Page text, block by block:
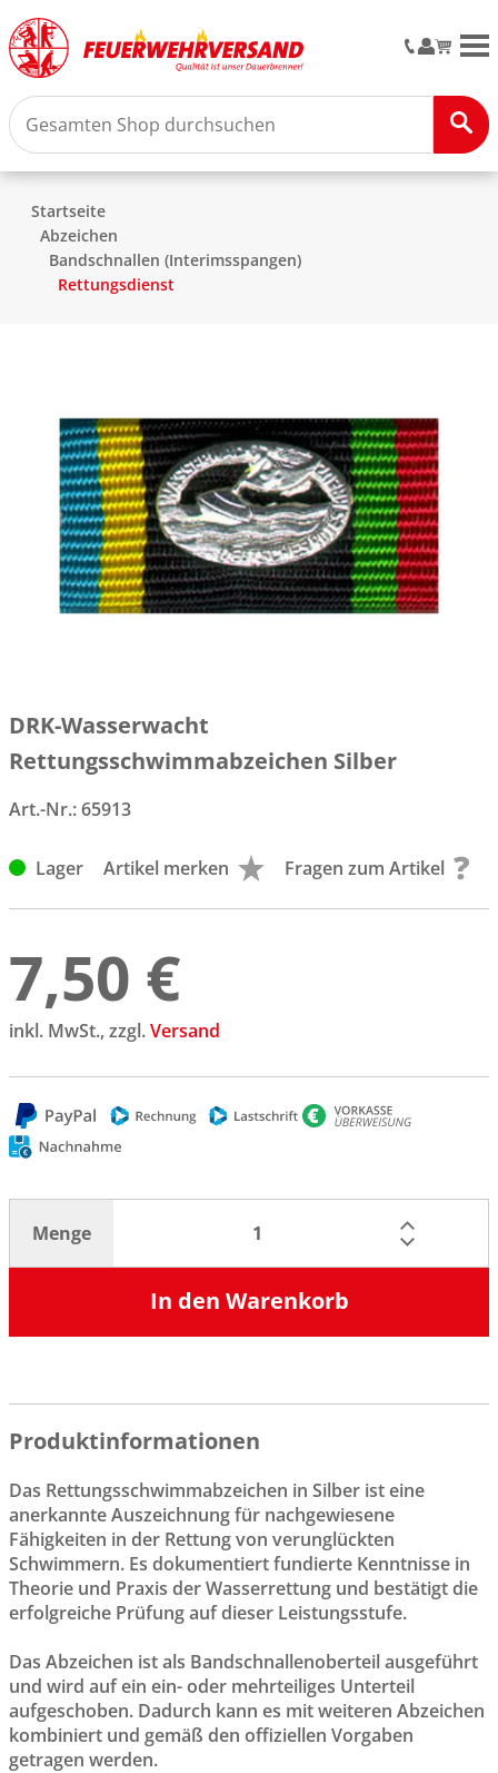
Startseite
Abzeichen
Bandschnallen (Interimsspangen)
Rettungsdienst
DRK-Wasserwacht
Rettungsschwimmabzeichen Silber
Art.-Nr.:65913
Lager Artikel merken Fragen zum Artikel
7,50 €
inkl. MwSt., zzgl.Versand
Menge
In den Warenkorb
Produktinformationen
Das Rettungsschwimmabzeichen in Silber ist eine
anerkannte Auszeichnung für nachgewiesene
Fähigkeiten in der Rettung von verunglückten
Schwimmern. Es dokumentiert fundierte Kenntnisse in
Theorie und Praxis der Wasserrettung und bestätigt die
erfolgreiche Prüfung auf dieser Leistungsstufe.
Das Abzeichen ist als Bandschnallenoberteil ausgeführt
und wird auf ein ein- oder mehrteiliges Unterteil
aufgeschoben. Dadurch kann es mit weiteren Abzeichen
kombiniert und gemäß den offiziellen Vorgaben
getragen werden.